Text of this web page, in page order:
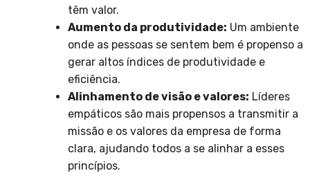
têm valor.
Aumento da produtividade: Um ambiente
onde as pessoas se sentem bem é propenso a
gerar altos índices de produtividade e
eficiência.
Alinhamento de visão e valores: Líderes
empáticos são mais propensos a transmitir a
missão e os valores da empresa de forma
clara, ajudando todos a se alinhar a esses
princípios.